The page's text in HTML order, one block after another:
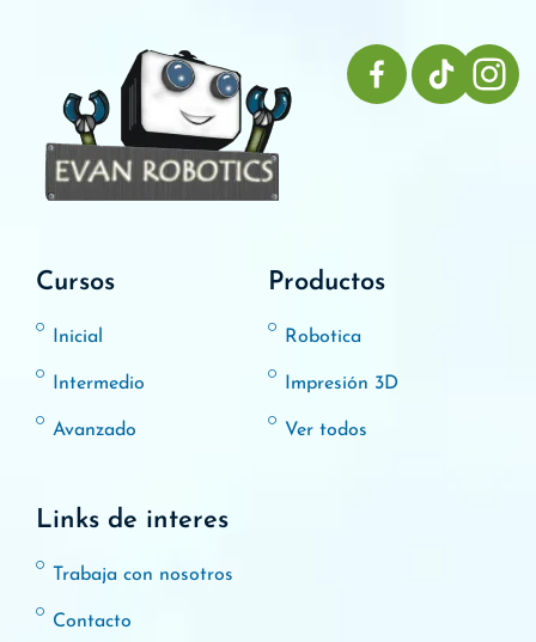
Cursos
Inicial
Intermedio
Avanzado
Productos
Robotica
Impresión 3D
Ver todos
Links de interes
Trabaja con nosotros
Contacto